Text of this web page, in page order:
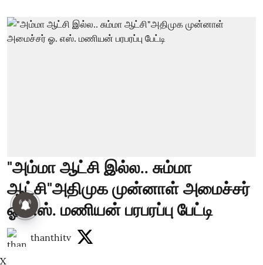
"அம்மா ஆட்சி இல்ல.. சும்மா
ஆட்சி"அதிமுக முன்னாள் அமைச்சர்
ஓ. எஸ். மணியன் பரபரப்பு பேட்டி
thanthitv
X